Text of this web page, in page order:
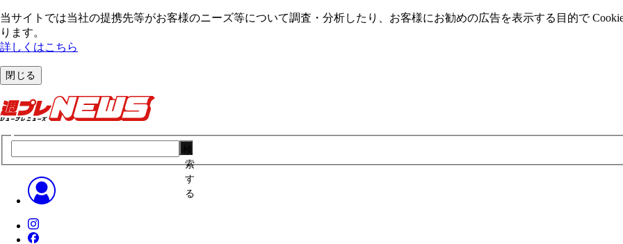
当サイトでは当社の提携先等がお客様のニーズ等について調査・分析したり、お客様にお勧めの広告を表⽰する⽬的で
ります。
詳しくはこちら
閉じる
索
す
る